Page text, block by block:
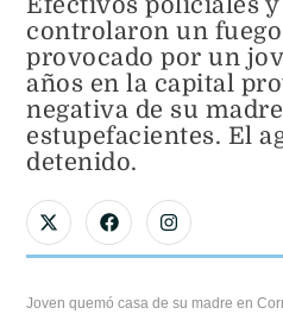
controlaron un
provocado por un
años en la capital
negativa de su
estupefacientes. El
detenido.
Joven quemó casa de su madre en